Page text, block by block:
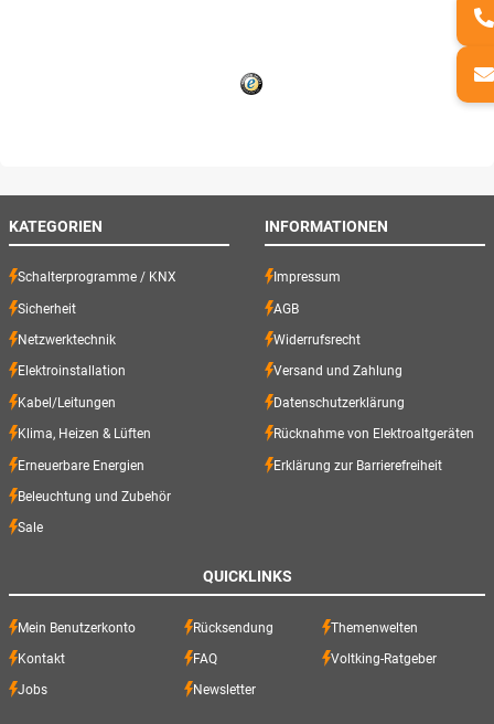
KATEGORIEN
Schalterprogramme / KNX
Sicherheit
Netzwerktechnik
Elektroinstallation
Kabel/Leitungen
Klima, Heizen & Lüften
Erneuerbare Energien
Beleuchtung und Zubehör
Sale
INFORMATIONEN
Impressum
AGB
Widerrufsrecht
Versand und Zahlung
Datenschutzerklärung
Rücknahme von Elektroaltgeräten
Erklärung zur Barrierefreiheit
QUICKLINKS
Mein Benutzerkonto Rücksendung Themenwelten
Kontakt FAQ Voltking-Ratgeber
Jobs Newsletter